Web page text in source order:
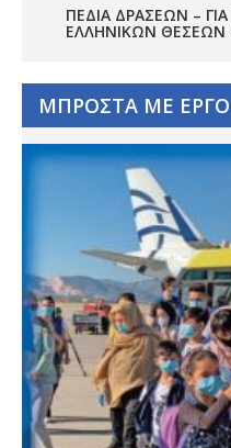
ΠΕΔΊΑ ΔΡΆΣΕΩΝ –
ΕΛΛΗΝΙΚΏΝ
ΜΠΡΟΣΤΑ ΜΕ ΕΡΓΟ